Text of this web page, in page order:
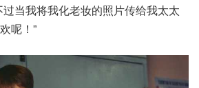
过当我将我化老妆的照片传给我太太
呢！”